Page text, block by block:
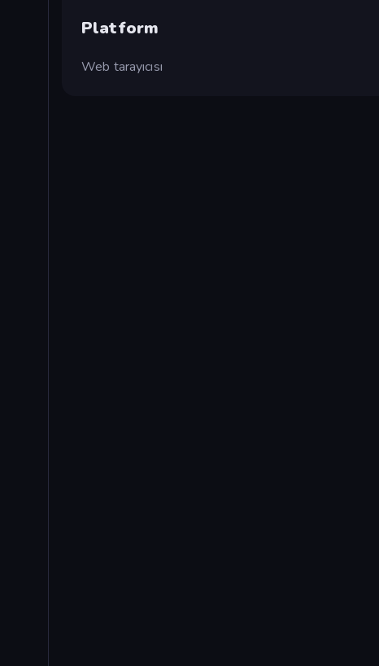
Platform
Web tarayıcısı